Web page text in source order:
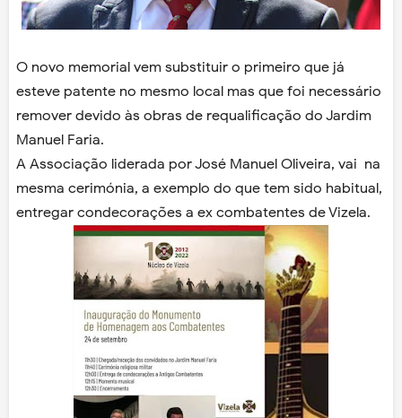
O novo memorial vem substituir o primeiro que já
esteve patente no mesmo local mas que foi necessário
remover devido às obras de requalificação do Jardim
Manuel Faria.
A Associação liderada por José Manuel Oliveira, vai na
mesma cerimónia, a exemplo do que tem sido habitual,
entregar condecorações a ex combatentes de Vizela.